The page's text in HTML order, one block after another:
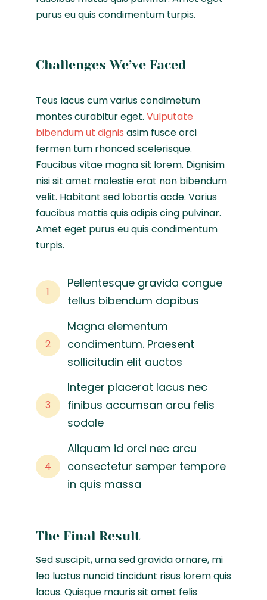
purus eu quis condimentum turpis.
Challenges We’ve Faced
Teus lacus cum varius condimetum
montes curabitur eget. Vulputate
bibendum ut dignis asim fusce orci
fermen tum rhonced scelerisque.
Faucibus vitae magna sit lorem. Dignisim
nisi sit amet molestie erat non bibendum
velit. Habitant sed lobortis acde. Varius
faucibus mattis quis adipis cing pulvinar.
Amet eget purus eu quis condimentum
turpis.
1
Pellentesque gravida congue
tellus bibendum dapibus
2
Magna elementum
condimentum. Praesent
sollicitudin elit auctos
3
Integer placerat lacus nec
finibus accumsan arcu felis
sodale
4
Aliquam id orci nec arcu
consectetur semper tempore
in quis massa
The Final Result
Sed suscipit, urna sed gravida ornare, mi
leo luctus nuncid tincidunt risus lorem quis
lacus. Quisque mauris sit amet felis